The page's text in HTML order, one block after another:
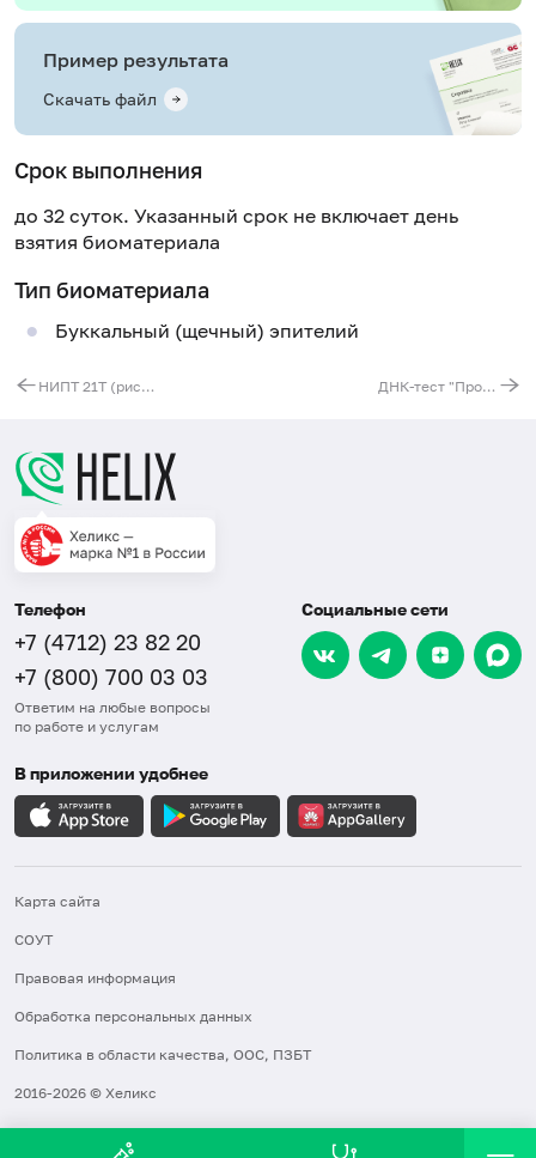
Пример результата
Скачать файл
Срок выполнения
до 32 суток. Указанный срок не включает день
взятия биоматериала
Тип биоматериала
Буккальный (щечный) эпителий
НИПТ 21Т (риск трисомии 21 хромосомы) ДНК-тест "Происхождение" женский
Телефон
+7 (4712) 23 82 20
+7 (800) 700 03 03
Ответим на любые вопросы
по работе и услугам
Социальные сети
В приложении удобнее
Карта сайта
СОУТ
Правовая информация
Обработка персональных данных
Политика в области качества, ООС, ПЗБТ
2016-2026 © Хеликс